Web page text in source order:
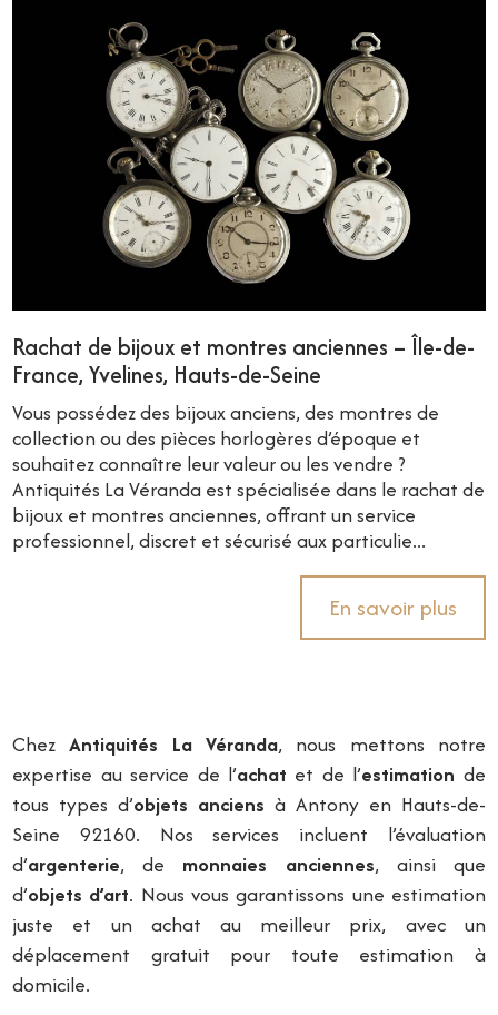
Rachat de bijoux et montres anciennes – Île-de-
France, Yvelines, Hauts-de-Seine
Vous possédez des bijoux anciens, des montres de
collection ou des pièces horlogères d’époque et
souhaitez connaître leur valeur ou les vendre ?
Antiquités La Véranda est spécialisée dans le rachat de
bijoux et montres anciennes, offrant un service
professionnel, discret et sécurisé aux particulie...
En savoir plus
ChezAntiquités La Véranda, nous mettons notre
expertise au service de l’achat et de l’estimation de
tous types d’objets anciens à Antony en Hauts-de-
Seine 92160. Nos services incluent l’évaluation
d’argenterie, de monnaies anciennes, ainsi que
d’objets d’art. Nous vous garantissons une estimation
juste et un achat au meilleur prix, avec un
déplacement gratuit pour toute estimation à
domicile.